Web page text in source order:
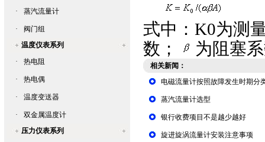
· 蒸汽流量计
·
阀门组
温度仪表系列
·
热电阻
· 热电偶
· 温度变送器
·
双金属温度计
压力仪表系列
式中：K0为测
数；
为阻塞
相关新闻：
电磁流量计按照故障发生时期分
蒸汽流量计选型
银行收费项目不是越少越好
旋进旋涡流量计安装注意事项